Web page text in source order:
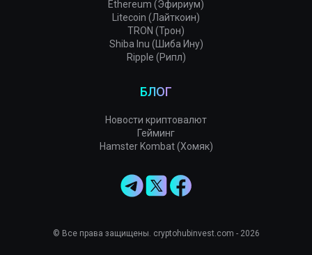
Ethereum (Эфириум)
Litecoin (Лайткоин)
TRON (Трон)
Shiba Inu (Шиба Ину)
Ripple (Рипл)
БЛОГ
Новости криптовалют
Гейминг
Hamster Kombat (Хомяк)
© Все права защищены. cryptohubinvest.com - 2026